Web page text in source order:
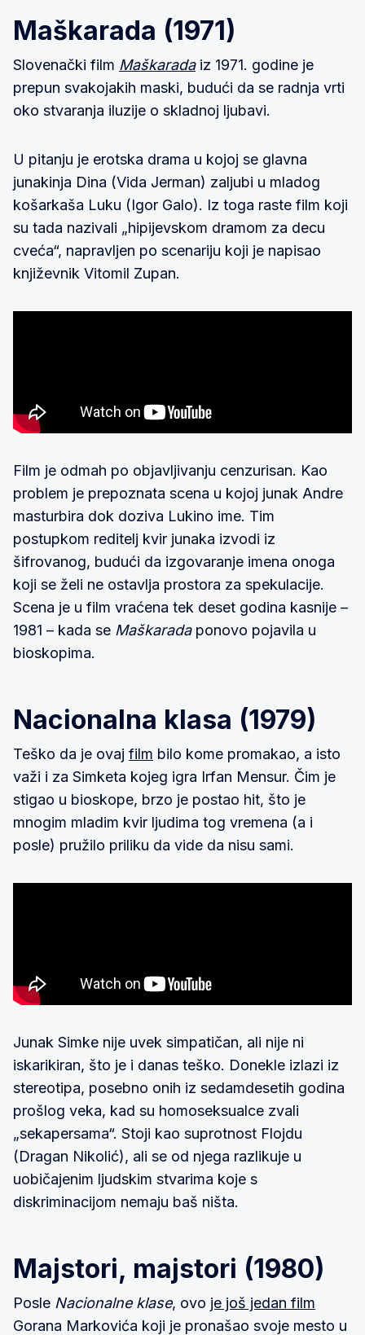
Maškarada (1971)
Slovenački film Maškaradaiz 1971. godine je
prepun svakojakih maski, budući da se radnja vrti
oko stvaranja iluzije o skladnoj ljubavi.
U pitanju je erotska drama u kojoj se glavna
junakinja Dina (Vida Jerman) zaljubi u mladog
košarkaša Luku (Igor Galo). Iz toga raste film koji
su tada nazivali „hipijevskom dramom za decu
cveća“, napravljen po scenariju koji je napisao
književnik Vitomil Zupan.
Film je odmah po objavljivanju cenzurisan. Kao
problem je prepoznata scena u kojoj junak Andre
masturbira dok doziva Lukino ime. Tim
postupkom reditelj kvir junaka izvodi iz
šifrovanog, budući da izgovaranje imena onoga
koji se želi ne ostavlja prostora za spekulacije.
Scena je u film vraćena tek deset godina kasnije –
1981 – kada se Maškaradaponovo pojavila u
bioskopima.
Nacionalna klasa (1979)
Teško da je ovaj film bilo kome promakao, a isto
važi i za Simketa kojeg igra Irfan Mensur. Čim je
stigao u bioskope, brzo je postao hit, što je
mnogim mladim kvir ljudima tog vremena (a i
posle) pružilo priliku da vide da nisu sami.
Junak Simke nije uvek simpatičan, ali nije ni
iskarikiran, što je i danas teško. Donekle izlazi iz
stereotipa, posebno onih iz sedamdesetih godina
prošlog veka, kad su homoseksualce zvali
„sekapersama“. Stoji kao suprotnost Flojdu
(Dragan Nikolić), ali se od njega razlikuje u
uobičajenim ljudskim stvarima koje s
diskriminacijom nemaju baš ništa.
Majstori, majstori (1980)
Posle Nacionalne klase, ovo je još jedan film
Gorana Markovića koji je pronašao svoje mesto u